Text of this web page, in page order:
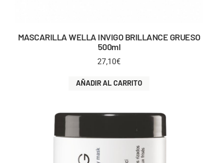
MASCARILLA WELLA INVIGO BRILLANCE GRUESO
500ml
27,10€
AÑADIR AL CARRITO